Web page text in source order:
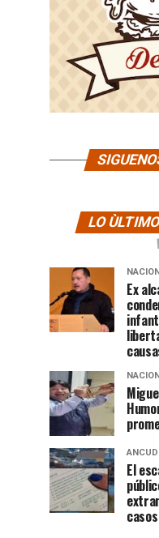
LO
Ex
ANCUD
El